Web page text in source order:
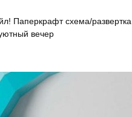
Паперкрафт схема/развертка
вечер